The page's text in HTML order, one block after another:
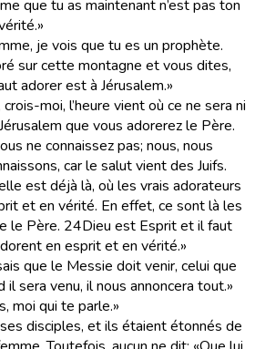
que tu as maintenant n’est pas ton
je vois que tu es un prophète.
sur cette montagne et vous dites,
adorer est à Jérusalem.»
moi, l’heure vient où ce ne sera ni
que vous adorerez le Père.
ne connaissez pas; nous, nous
car le salut vient des Juifs.
est déjà là, où les vrais adorateurs
et en vérité. En effet, ce sont là les
le Père. 24Dieu est Esprit et il faut
en esprit et en vérité.»
que le Messie doit venir, celui que
il sera venu, il nous annoncera tout.»
moi qui te parle.»
disciples, et ils étaient étonnés de